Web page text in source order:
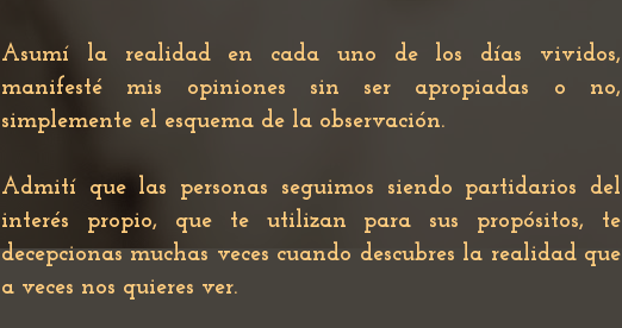
Asumí la realidad en cada uno de los días vividos,
manifesté mis opiniones sin ser apropiadas o no,
simplemente el esquema de la observación.
Admití que las personas seguimos siendo partidarios del
interés propio, que te utilizan para sus propósitos, te
decepcionas muchas veces cuando descubres la realidad que
a veces nos quieres ver.